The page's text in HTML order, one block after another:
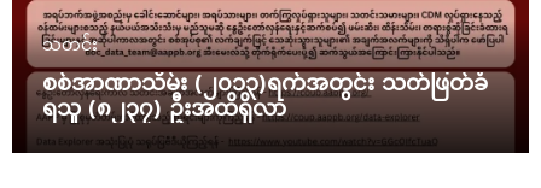
သတင်း
စစ်အာဏာသိမ်း (၂၀၁၃)ရက်အတွင်း သတ်ဖြတ်ခံ
ရသူ (၈၂၃၇) ဦးအထိရှိလာ